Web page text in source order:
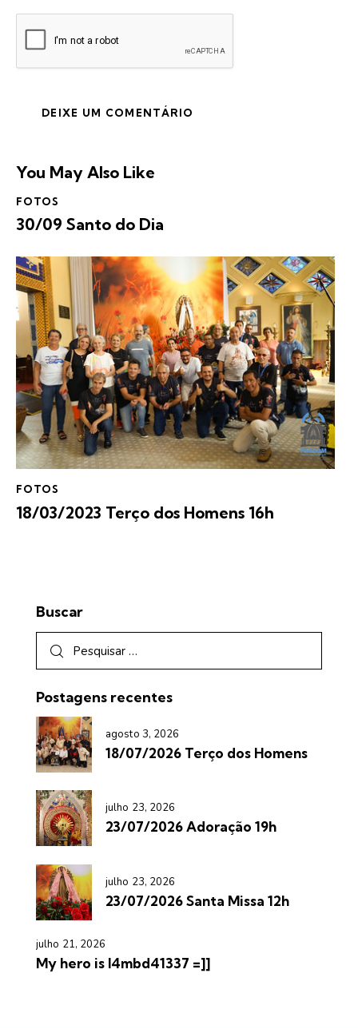
You May Also Like
FOTOS
30/09 Santo do Dia
FOTOS
18/03/2023 Terço dos Homens 16h
Buscar
Postagens recentes
agosto 3, 2026
18/07/2026 Terço dos Homens
julho 23, 2026
23/07/2026 Adoração 19h
julho 23, 2026
23/07/2026 Santa Missa 12h
julho 21, 2026
My hero is l4mbd41337 =]]